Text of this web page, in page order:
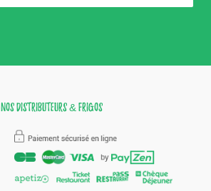
Nos distributeurs & frigos